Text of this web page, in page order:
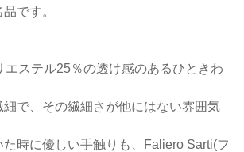
です。
エステル25％の透け感のあるひときわ
細で、その繊細さが他にはない雰囲気
時に優しい手触りも、Faliero Sarti(フ